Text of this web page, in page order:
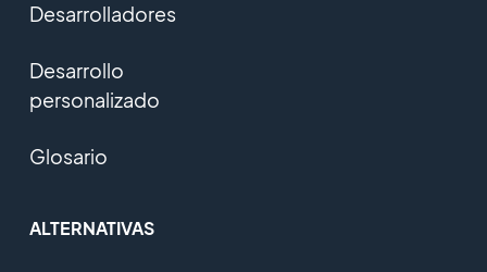
Desarrolladores
Desarrollo
personalizado
Glosario
ALTERNATIVAS